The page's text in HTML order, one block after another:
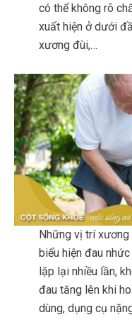
có thể không rõ
xuất hiện ở dưới
xương đùi,…
Những vị trí
biểu hiện đau
lặp lại nhiều lần,
đau tăng lên khi
dùng, dụng cụ